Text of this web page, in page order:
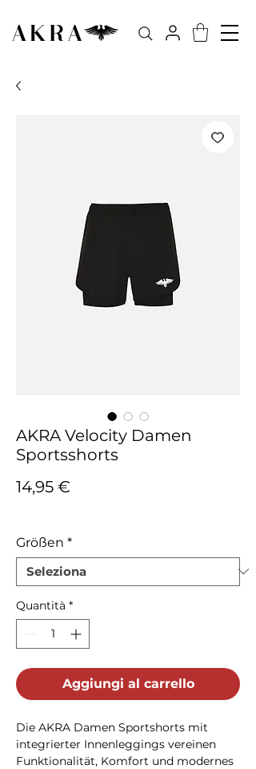
AKRA Velocity Damen
Sportsshorts
14,95 €
Größen *
Quantità *
Aggiungi al carrello
Die AKRA Damen Sportshorts mit
integrierter Innenleggings vereinen
Funktionalität, Komfort und modernes